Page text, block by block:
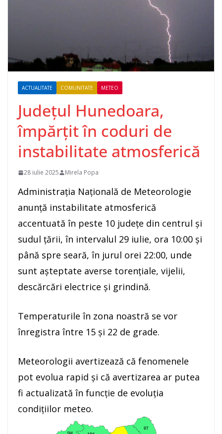
ACTUALITATE COMUNITATE METEO
Județul Hunedoara,
împărțit în coduri de
instabilitate atmosferică
28 iulie 2025 Mirela Popa
Administrația Națională de Meteorologie
anunță instabilitate atmosferică
accentuată în peste 10 județe din centrul și
sudul țării, în intervalul 29 iulie, ora 10:00 și
până spre seară, în jurul orei 22:00, unde
sunt așteptate averse torențiale, vijelii,
descărcări electrice și grindină.
Temperaturile în zona noastră se vor
înregistra între 15 și 22 de grade.
Meteorologii avertizează că fenomenele
pot evolua rapid și că avertizarea ar putea
fi actualizată în funcție de evoluția
condițiilor meteo.